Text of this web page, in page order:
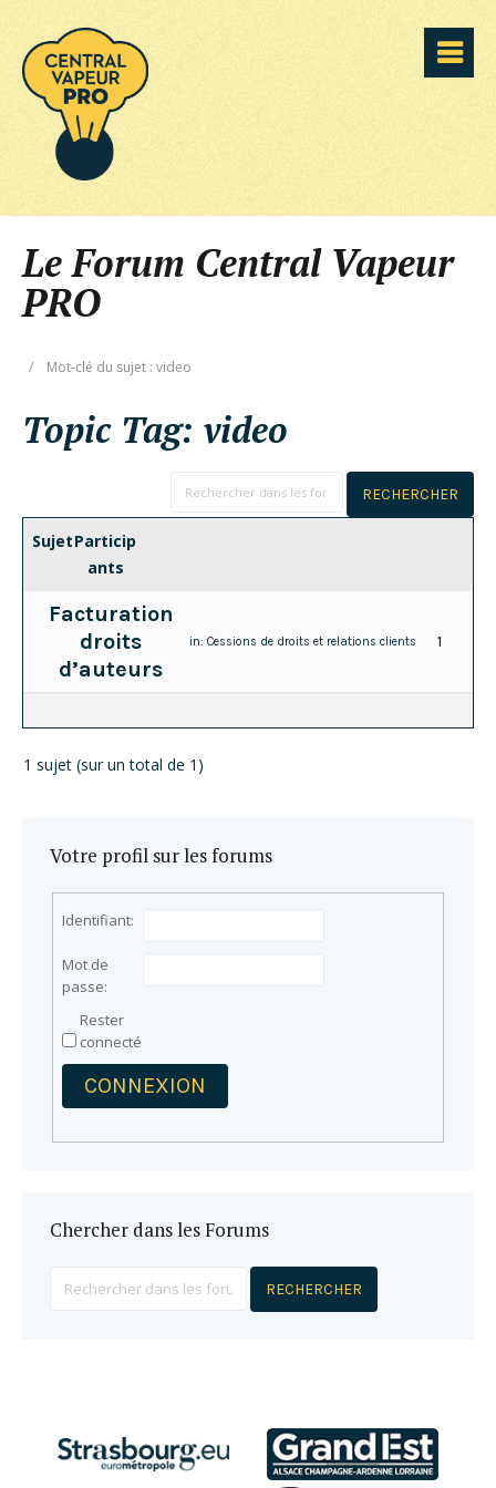
Le Forum Central Vapeur
PRO
/ Mot-clé du sujet : video
Topic Tag: video
SujetParticip
ants
Facturation
droits
d’auteurs
in:Cessions de droits et relations clients 1
1 sujet (sur un total de 1)
Votre profil sur les forums
Identifiant:
Mot de
passe:
Rester
connecté
CONNEXION
Chercher dans les Forums